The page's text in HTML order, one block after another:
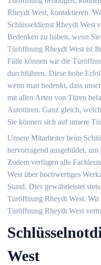
Rheydt West, kontaktieren.
Schlüsseldienst Rheydt West
Bedenken zu haben, wenn
Türöffnung Rheydt West ist
Fälle können wir die
durchführen. Diese hohe
wenn man bedenkt, dass
mit allen Arten von Türen
Autotüren. Ganz gleich,
Sie können sich auf unsere
Unsere Mitarbeiter beim
hervorragend ausgebildet,
Zudem verfügen alle
West über hochwertiges
Stand. Dies gewährleistet
Türöffnung Rheydt West. Wir
Türöffnung Rheydt West
West